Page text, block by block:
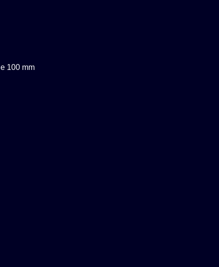
100 mm